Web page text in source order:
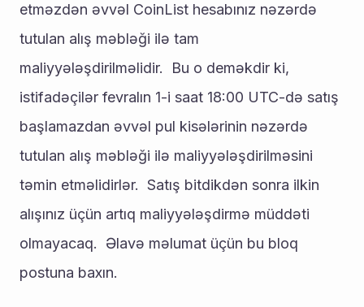
etməzdən əvvəl CoinList hesabınız nəzərdə
tutulan alış məbləği ilə tam
maliyyələşdirilməlidir.  Bu o deməkdir ki,
istifadəçilər fevralın 1-i saat 18:00 UTC-də satış
başlamazdan əvvəl pul kisələrinin nəzərdə
tutulan alış məbləği ilə maliyyələşdirilməsini
təmin etməlidirlər.  Satış bitdikdən sonra ilkin
alışınız üçün artıq maliyyələşdirmə müddəti
olmayacaq.  Əlavə məlumat üçün bu bloq
postuna baxın.